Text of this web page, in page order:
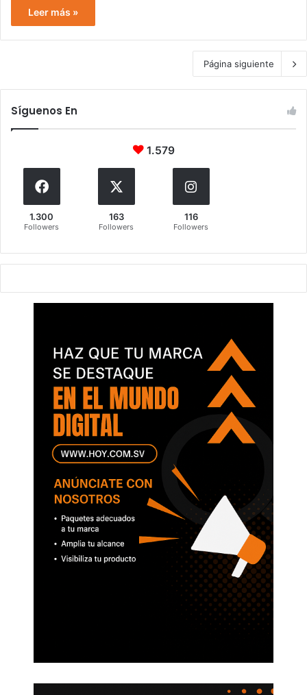
Leer más »
Página siguiente
Síguenos En
1.579
1.300
Followers
163
Followers
116
Followers